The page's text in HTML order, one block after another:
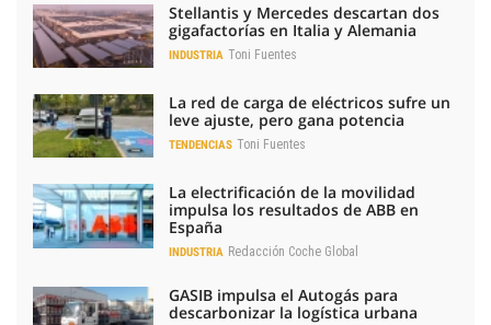
Stellantis y Mercedes descartan dos
gigafactorías en Italia y Alemania
INDUSTRIA Toni Fuentes
La red de carga de eléctricos sufre un
leve ajuste, pero gana potencia
TENDENCIAS Toni Fuentes
La electrificación de la movilidad
impulsa los resultados de ABB en
España
INDUSTRIA Redacción Coche Global
GASIB impulsa el Autogás para
descarbonizar la logística urbana